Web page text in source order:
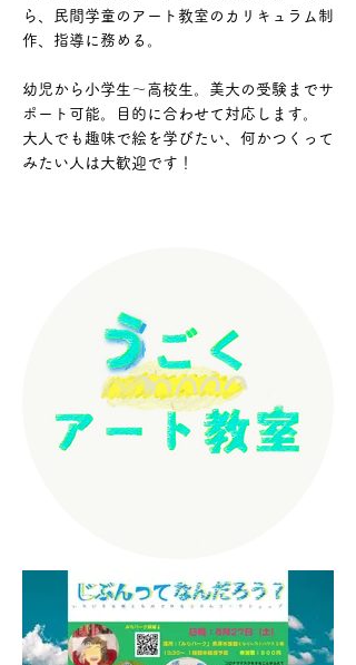
ら、民間学童のアート教室のカリキュラム制
作、指導に務める。
幼児から小学生〜高校生。美大の受験までサ
ポート可能。目的に合わせて対応します。
大人でも趣味で絵を学びたい、何かつくって
みたい人は大歓迎です！